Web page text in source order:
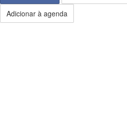
Adicionar à agenda